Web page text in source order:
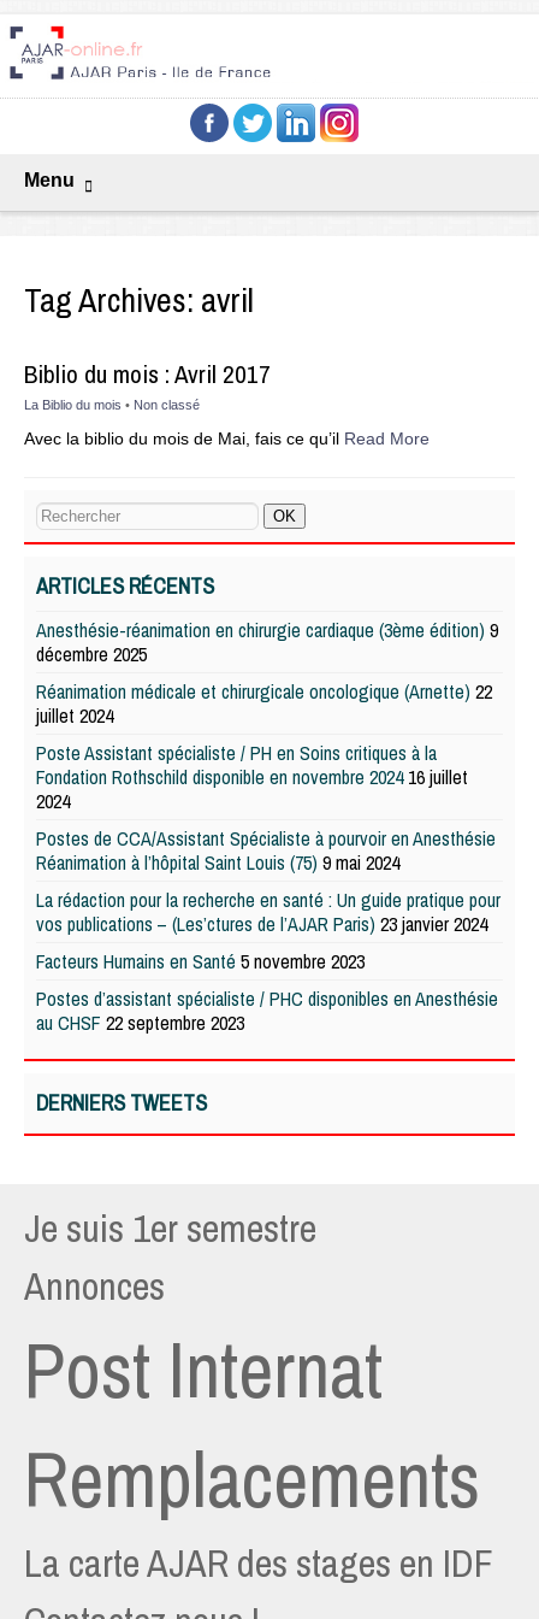
Menu
Tag Archives: avril
Biblio du mois : Avril 2017
La Biblio du mois • Non classé
Avec la biblio du mois de Mai, fais ce qu’il Read More
ARTICLES RÉCENTS
Anesthésie-réanimation en chirurgie cardiaque (3ème édition) 9
décembre 2025
Réanimation médicale et chirurgicale oncologique (Arnette) 22
juillet 2024
Poste Assistant spécialiste / PH en Soins critiques à la
Fondation Rothschild disponible en novembre 2024 16 juillet
2024
Postes de CCA/Assistant Spécialiste à pourvoir en Anesthésie
Réanimation à l’hôpital Saint Louis (75) 9 mai 2024
La rédaction pour la recherche en santé : Un guide pratique pour
vos publications – (Les’ctures de l’AJAR Paris) 23 janvier 2024
Facteurs Humains en Santé 5 novembre 2023
Postes d’assistant spécialiste / PHC disponibles en Anesthésie
au CHSF 22 septembre 2023
DERNIERS TWEETS
Je suis 1er semestre
Annonces
Post Internat
Remplacements
La carte AJAR des stages en IDF